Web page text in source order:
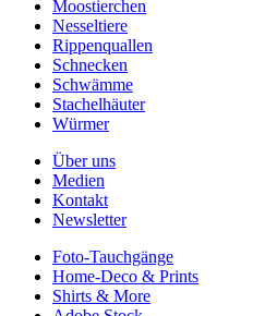
Moostierchen
Nesseltiere
Rippenquallen
Schnecken
Schwämme
Stachelhäuter
Würmer
Über uns
Medien
Kontakt
Newsletter
Foto-Tauchgänge
Home-Deco & Prints
Shirts & More